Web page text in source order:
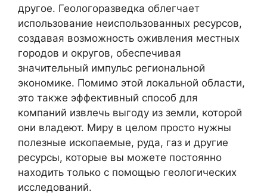
другое. Геологоразведка облегчает
использование неиспользованных ресурсов,
создавая возможность оживления местных
городов и округов, обеспечивая
значительный импульс региональной
экономике. Помимо этой локальной области,
это также эффективный способ для
компаний извлечь выгоду из земли, которой
они владеют. Миру в целом просто нужны
полезные ископаемые, руда, газ и другие
ресурсы, которые вы можете постоянно
находить только с помощью геологических
исследований.